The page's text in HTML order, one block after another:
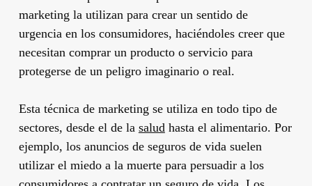
marketing la utilizan para crear un sentido de
urgencia en los consumidores, haciéndoles creer que
necesitan comprar un producto o servicio para
protegerse de un peligro imaginario o real.
Esta técnica de marketing se utiliza en todo tipo de
sectores, desde el de la salud hasta el alimentario. Por
ejemplo, los anuncios de seguros de vida suelen
utilizar el miedo a la muerte para persuadir a los